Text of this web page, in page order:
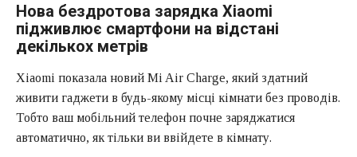
Нова бездротова зарядка Xiaomi
підживлює смартфони на відстані
декількох метрів
Xiaomi показала новий Mi Air Charge, який здатний
живити гаджети в будь-якому місці кімнати без проводів.
Тобто ваш мобільний телефон почне заряджатися
автоматично, як тільки ви ввійдете в кімнату.